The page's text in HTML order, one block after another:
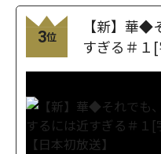
3位
【新】華◆
すぎる＃１[